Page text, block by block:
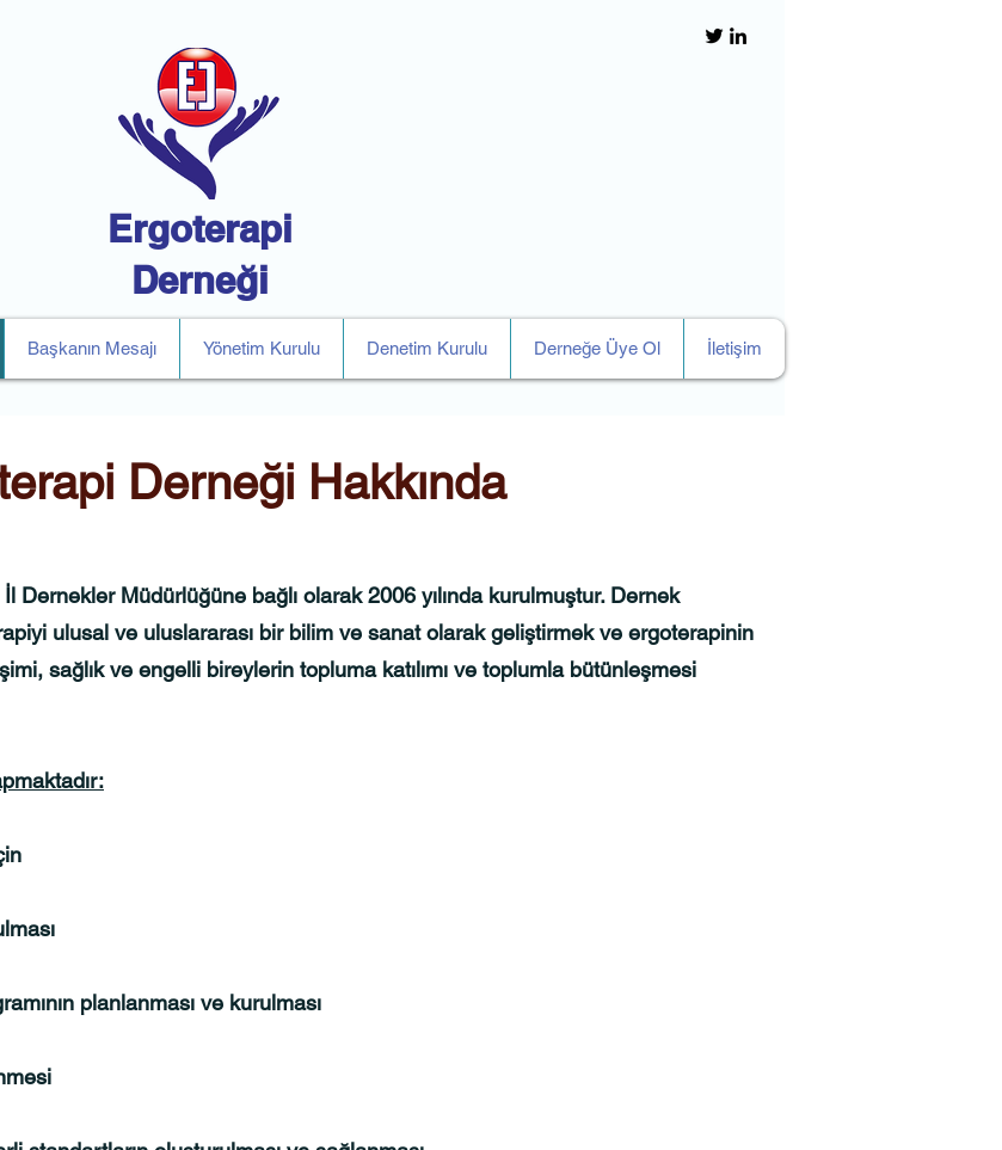
Ergoterapi
Derneği
Başkanın Mesajı Yönetim Kurulu Denetim Kurulu Derneğe Üye Ol İletişim
Derneği Hakkında
Dernekler Müdürlüğüne bağlı olarak 2006 yılında kurulmuştur. Dernek
ulusal ve uluslararası bir bilim ve sanat olarak geliştirmek ve ergoterapinin
sağlık ve engelli bireylerin topluma katılımı ve toplumla bütünleşmesi
planlanması ve kurulması